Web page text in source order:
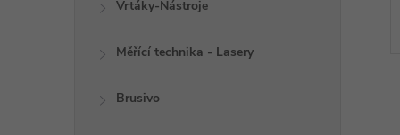
Vrtáky-Nástroje
Měřící technika - Lasery
Brusivo